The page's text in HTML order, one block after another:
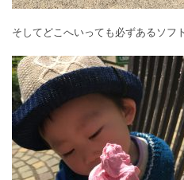
そしてどこへいっても必ずあるソフ